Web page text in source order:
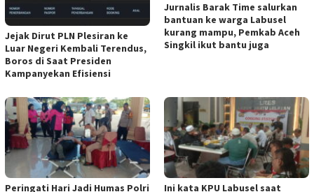
Jejak Dirut PLN Plesiran ke
Luar Negeri Kembali Terendus,
Boros di Saat Presiden
Kampanyekan Efisiensi
Jurnalis Barak Time salurkan
bantuan ke warga Labusel
kurang mampu, Pemkab Aceh
Singkil ikut bantu juga
Peringati Hari Jadi Humas Polri
Ini kata KPU Labusel saat